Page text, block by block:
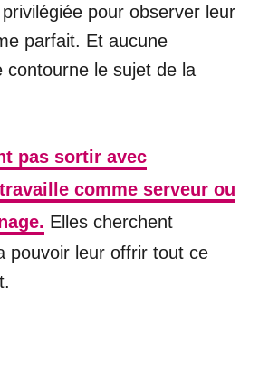
pour observer leur
parfait. Et aucune
contourne le sujet de la
pas sortir avec
comme serveur ou
Elles cherchent
pouvoir leur offrir tout ce